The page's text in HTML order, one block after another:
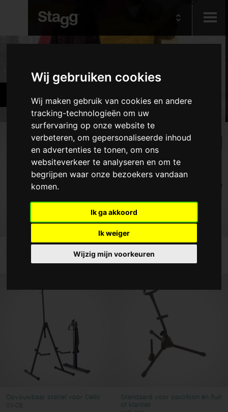
Wij gebruiken cookies
Wij maken gebruik van cookies en andere
tracking-technologieën om uw
surfervaring op onze website te
verbeteren, om gepersonaliseerde inhoud
en advertenties te tonen, om ons
websiteverkeer te analyseren en om te
begrijpen waar onze bezoekers vandaan
komen.
Ik ga akkoord
Ik weiger
Wijzig mijn voorkeuren
Lighting
Accessoires
Producten
Kabels
Pianokrukken en -banken
Stemapparaten en metronomen
keyboard Accessoires
Statieven
Hoezen en koffers
Gitaren en bassen en folk
Percussie
Orkestinstrumenten
Keyboards
Alt-/tenorsaxofoonstandaard
Inklapbaar statief voor fluit of
klarinet
WIS-A45
Opvouwbaar statief voor Cello
Standaard voor saxofoon en fluit
of klarinet